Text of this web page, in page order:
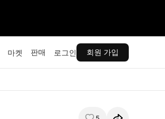
마켓 판매 로그인 회원 가입